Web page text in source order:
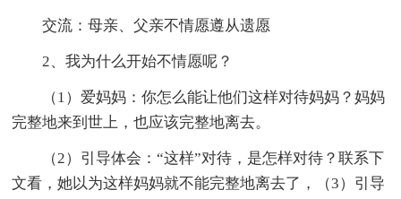
交流：母亲、父亲不情愿遵从遗愿
2、我为什么开始不情愿呢？
（1）爱妈妈：你怎么能让他们这样对待妈妈？妈妈
完整地来到世上，也应该完整地离去。
（2）引导体会：“这样”对待，是怎样对待？联系下
文看，她以为这样妈妈就不能完整地离去了，（3）引导